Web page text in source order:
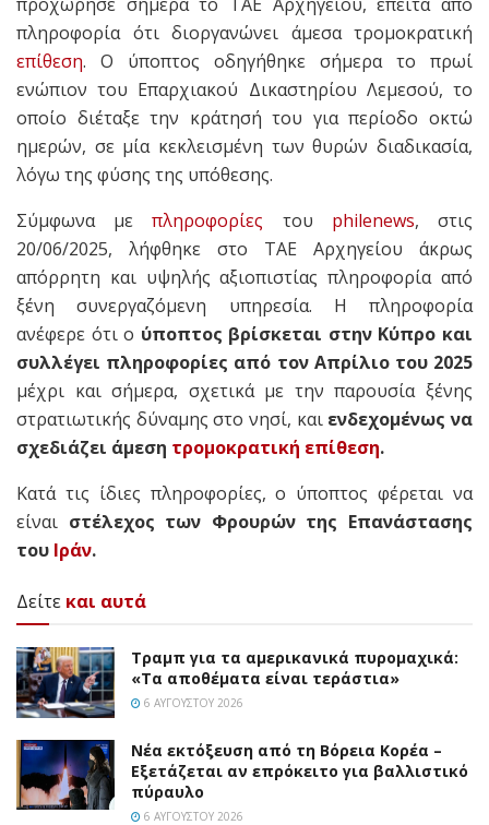
πληροφορία ότι διοργανώνει άμεσα τρομοκρατική
επίθεση. Ο ύποπτος οδηγήθηκε σήμερα το πρωί
ενώπιον του Επαρχιακού Δικαστηρίου Λεμεσού, το
οποίο διέταξε την κράτησή του για περίοδο οκτώ
ημερών, σε μία κεκλεισμένη των θυρών διαδικασία,
λόγω της φύσης της υπόθεσης.
Σύμφωνα μεπληροφορίες του philenews, στις
20/06/2025, λήφθηκε στο ΤΑΕ Αρχηγείου άκρως
απόρρητη και υψηλής αξιοπιστίας πληροφορία από
ξένη συνεργαζόμενη υπηρεσία. Η πληροφορία
ανέφερε ότι ο ύποπτος βρίσκεται στην Κύπρο και
συλλέγει πληροφορίες από τον Απρίλιο του 2025
μέχρι και σήμερα, σχετικά με την παρουσία ξένης
στρατιωτικής δύναμης στο νησί, και ενδεχομένως να
σχεδιάζει άμεση τρομοκρατική επίθεση.
Κατά τις ίδιες πληροφορίες, ο ύποπτος φέρεται να
είναι στέλεχος των Φρουρών της Επανάστασης
του Ιράν.
Δείτε και αυτά
Τραμπ για τα αμερικανικά πυρομαχικά:
«Τα αποθέματα είναι τεράστια»
6 ΑΥΓΟΎΣΤΟΥ 2026
Νέα εκτόξευση από τη Βόρεια Κορέα –
Εξετάζεται αν επρόκειτο για βαλλιστικό
πύραυλο
6 ΑΥΓΟΎΣΤΟΥ 2026